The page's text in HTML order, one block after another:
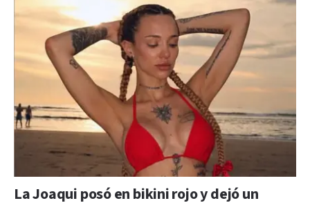
La Joaqui posó en bikini rojo y dejó un